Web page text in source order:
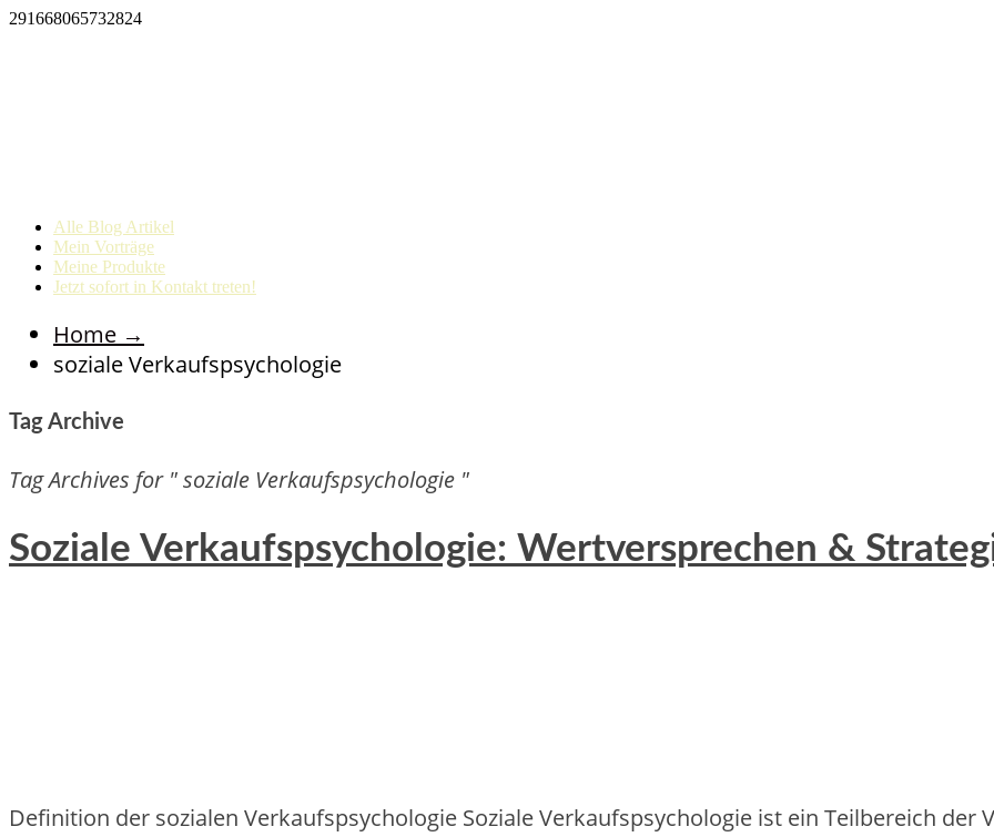
291668065732824
Alle Blog Artikel
Mein Vorträge
Meine Produkte
Jetzt sofort in Kontakt treten!
Home →
soziale Verkaufspsychologie
Tag Archive
Tag Archives for " soziale Verkaufspsychologie "
Soziale Verkaufspsychologie: Wertversprechen &
Definition d‬er sozialen Verkaufspsychologie Soziale Verkaufspsychologie i‬st e‬in Teilbereich